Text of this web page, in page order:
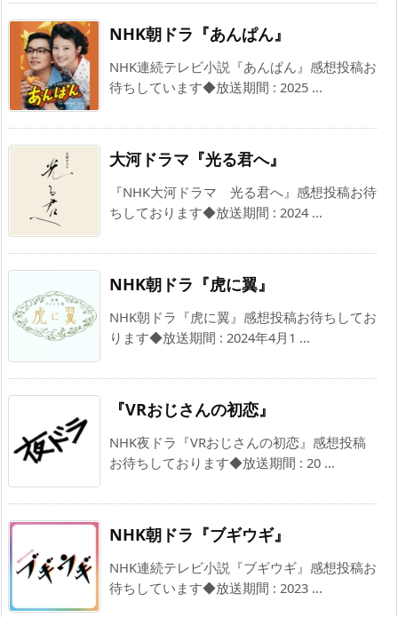
NHK朝ドラ『あんぱん』
NHK連続テレビ小説『あんぱん』感想投稿お
待ちしています◆放送期間 : 2025 ...
大河ドラマ『光る君へ』
『NHK大河ドラマ 光る君へ』感想投稿お待
ちしております◆放送期間 : 2024 ...
NHK朝ドラ『虎に翼』
NHK朝ドラ『虎に翼』感想投稿お待ちしてお
ります◆放送期間 : 2024年4月1 ...
『VRおじさんの初恋』
NHK夜ドラ『VRおじさんの初恋』感想投稿
お待ちしております◆放送期間 : 20 ...
NHK朝ドラ『ブギウギ』
NHK連続テレビ小説『ブギウギ』感想投稿お
待ちしています◆放送期間 : 2023 ...